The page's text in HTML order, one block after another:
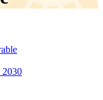
2030